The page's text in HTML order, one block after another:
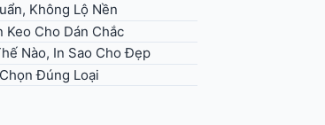
Không Lộ Nền
Keo Cho Dán Chắc
Nào, In Sao Cho Đẹp
Đúng Loại